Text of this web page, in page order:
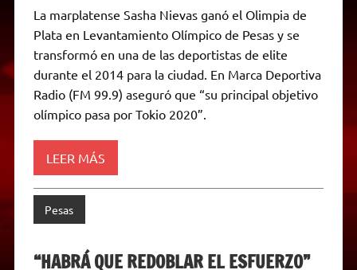
t
s
p
p
e
g
a
m
i
t
t
e
r
e
b
o
k
s
s
e
g
e
r
p
y
L
i
n
k
a
i
l
n
t
F
r
i
n
d
l
La marplatense Sasha Nievas ganó el Olimpia de
Plata en Levantamiento Olímpico de Pesas y se
transformó en una de las deportistas de elite
durante el 2014 para la ciudad. En Marca Deportiva
Radio (FM 99.9) aseguró que “su principal objetivo
olímpico pasa por Tokio 2020”.
LEER MÁS
Pesas
“HABRÁ QUE REDOBLAR EL ESFUERZO”